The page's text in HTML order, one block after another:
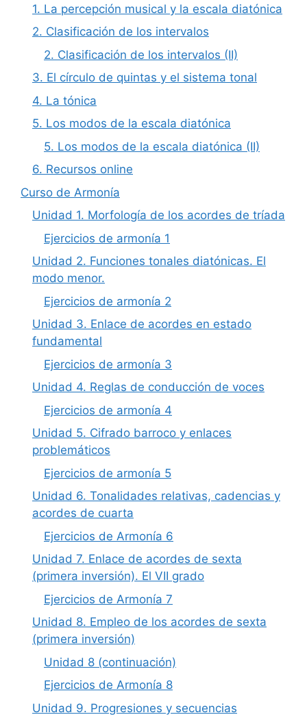
1. La percepción musical y la escala diatónica
2. Clasificación de los intervalos
2. Clasificación de los intervalos (II)
3. El círculo de quintas y el sistema tonal
4. La tónica
5. Los modos de la escala diatónica
5. Los modos de la escala diatónica (II)
6. Recursos online
Curso de Armonía
Unidad 1. Morfología de los acordes de tríada
Ejercicios de armonía 1
Unidad 2. Funciones tonales diatónicas. El
modo menor.
Ejercicios de armonía 2
Unidad 3. Enlace de acordes en estado
fundamental
Ejercicios de armonía 3
Unidad 4. Reglas de conducción de voces
Ejercicios de armonía 4
Unidad 5. Cifrado barroco y enlaces
problemáticos
Ejercicios de armonía 5
Unidad 6. Tonalidades relativas, cadencias y
acordes de cuarta
Ejercicios de Armonía 6
Unidad 7. Enlace de acordes de sexta
(primera inversión). El VII grado
Ejercicios de Armonía 7
Unidad 8. Empleo de los acordes de sexta
(primera inversión)
Unidad 8 (continuación)
Ejercicios de Armonía 8
Unidad 9. Progresiones y secuencias